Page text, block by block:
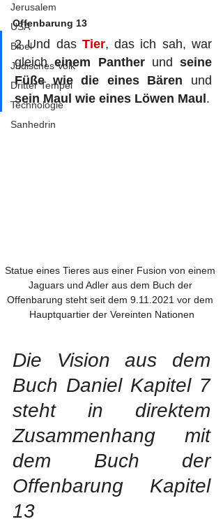
Jerusalem
USA
Bibel
Jüdisches Volk
Dritter Tempel
Technologie
Sanhedrin
Offenbarung 13
2 Und das Tier, das ich sah, war
gleich einem Panther und seine
Füße wie die eines Bären
sein Maul wie eines Löwen Maul
Statue eines Tieres aus einer Fusion von einem
Jaguars und Adler aus dem Buch der
Offenbarung steht seit dem 9.11.2021 vor dem
Hauptquartier der Vereinten Nationen
Die Vision aus dem
Buch Daniel Kapitel 7
steht in direktem
Zusammenhang mit
dem Buch der
Offenbarung Kapitel
13